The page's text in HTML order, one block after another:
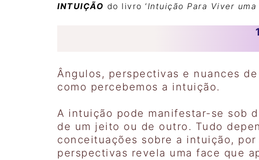
INTUIÇÃO do livro ‘Intuição Para Viver
Ângulos, perspectivas e nuances
como percebemos a intuição.
A intuição pode manifestar-se sob
de um jeito ou de outro. Tudo
conceituações sobre a intuição,
perspectivas revela uma face que